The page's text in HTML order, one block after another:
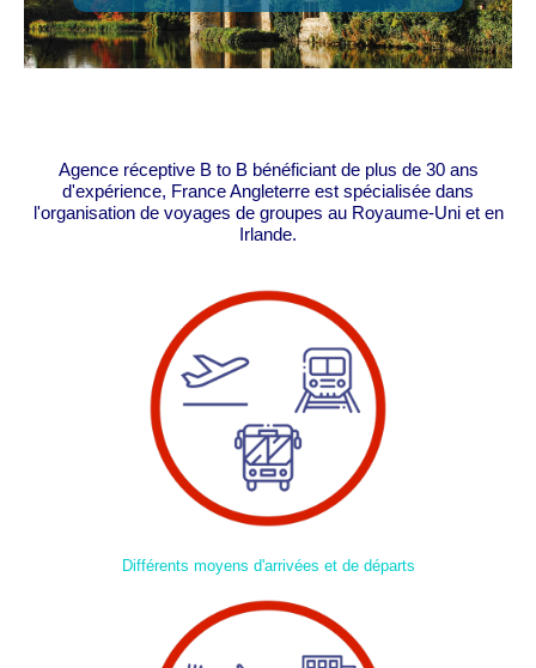
Agence réceptive B to B bénéficiant de plus de 30 ans
d'expérience, France Angleterre est spécialisée dans
l'organisation de voyages de groupes au Royaume-Uni et en
Irlande.
Différents moyens d'arrivées et de départs